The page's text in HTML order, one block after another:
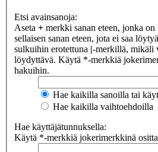
Etsi avainsanoja:
Aseta + merkki sanan eteen, jonka
sellaisen sanan eteen, jota ei saa
sulkuihin erotettuna |-merkillä, mikäli
löydyttävä. Käytä *-merkkiä
hakuihin.
Hae kaikilla sanoilla tai
Hae kaikilla vaihtoehdoilla
Hae käyttäjätunnuksella:
Käytä *-merkkiä jokerimerkkinä